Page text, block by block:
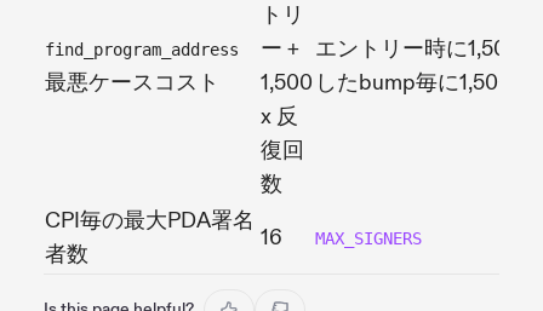
find_program_address
最悪ケースコスト
トリ
ー +
1,500
x 反
復回
数
エントリー時に1,500 +
したbump毎に1,500
CPI毎の最大PDA署名
者数
16 MAX_SIGNERS